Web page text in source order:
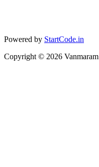
Powered by StartCode.in
Copyright © 2026 Vanmaram